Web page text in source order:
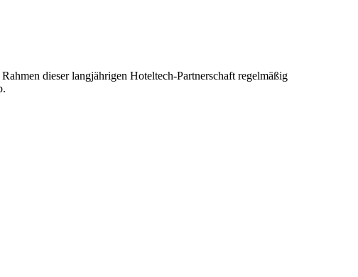
dieser langjährigen Hoteltech-Partnerschaft regelmäßig